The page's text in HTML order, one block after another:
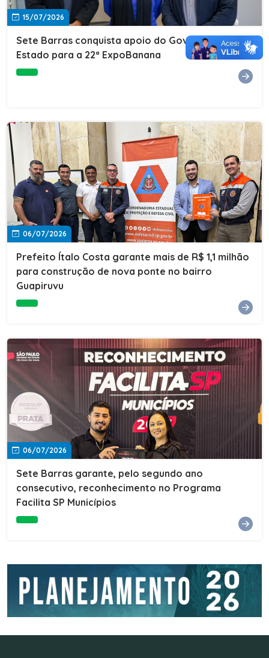
15/07/2026
Sete Barras conquista apoio do Governo do
Estado para a 22ª ExpoBanana
06/07/2026
Prefeito Ítalo Costa garante mais de R$ 1,1 milhão
para construção de nova ponte no bairro
Guapiruvu
06/07/2026
Sete Barras garante, pelo segundo ano
consecutivo, reconhecimento no Programa
Facilita SP Municípios